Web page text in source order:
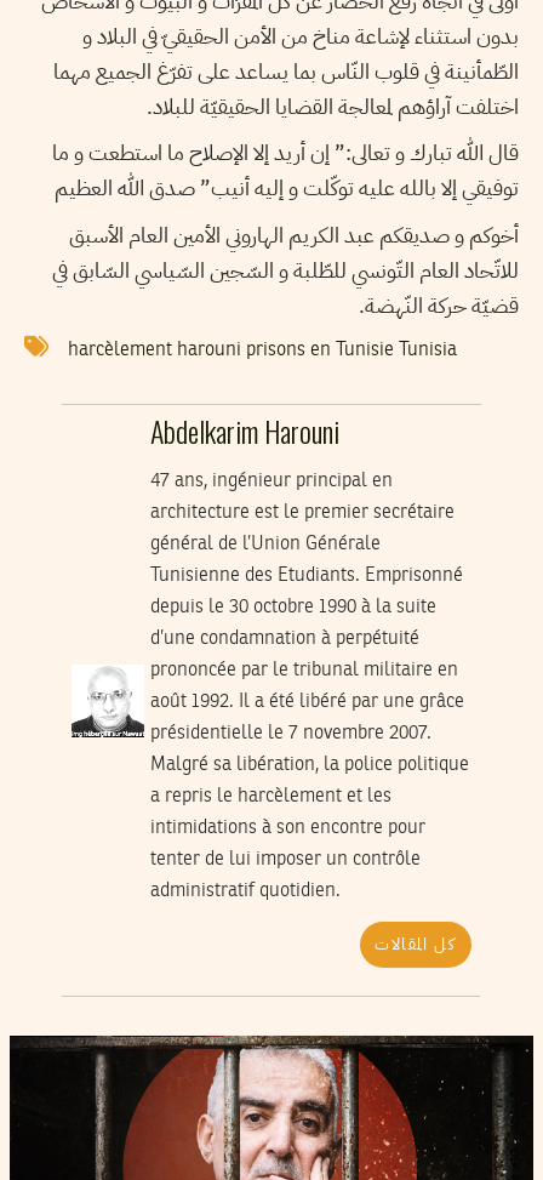
بدون استثناء لإشاعة مناخ من الأمن الحقيقيّ في البلاد و
الطّمأنينة في قلوب النّاس بما يساعد على تفرّغ الجميع مهما
اختلفت آراؤهم لمعالجة القضايا الحقيقيّة للبلاد.
قال الله تبارك و تعالى:” إن أريد إلا الإصلاح ما استطعت و ما
توفيقي إلا بالله عليه توكّلت و إليه أنيب” صدق الله العظيم
أخوكم و صديقكم عبد الكريم الهاروني الأمين العام الأسبق
للاتّحاد العام التّونسي للطّلبة و السّجين السّياسي السّابق في
قضيّة حركة النّهضة.
harcèlement harouni prisons en Tunisie Tunisia
Abdelkarim Harouni
47 ans, ingénieur principal en
architecture est le premier secrétaire
général de l’Union Générale
Tunisienne des Etudiants. Emprisonné
depuis le 30 octobre 1990 à la suite
d’une condamnation à perpétuité
prononcée par le tribunal militaire en
août 1992. Il a été libéré par une grâce
présidentielle le 7 novembre 2007.
Malgré sa libération, la police politique
a repris le harcèlement et les
intimidations à son encontre pour
tenter de lui imposer un contrôle
administratif quotidien.
كل المقالات